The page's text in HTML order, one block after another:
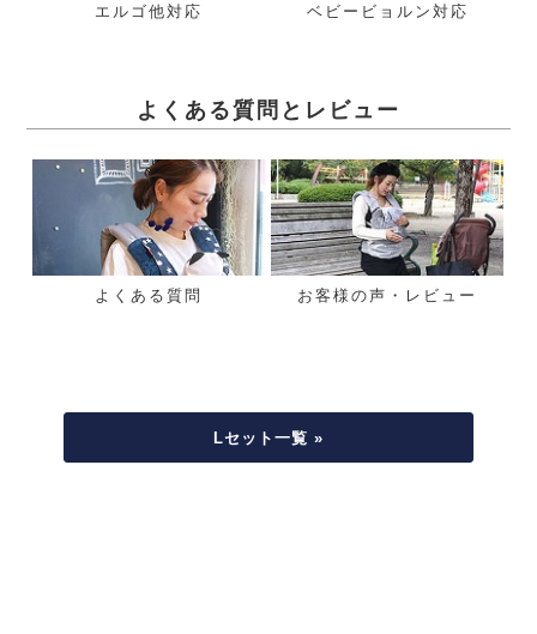
エルゴ他対応
ベビービョルン対応
よくある質問とレビュー
よくある質問 お客様の声・レビュー
Lセット一覧 »